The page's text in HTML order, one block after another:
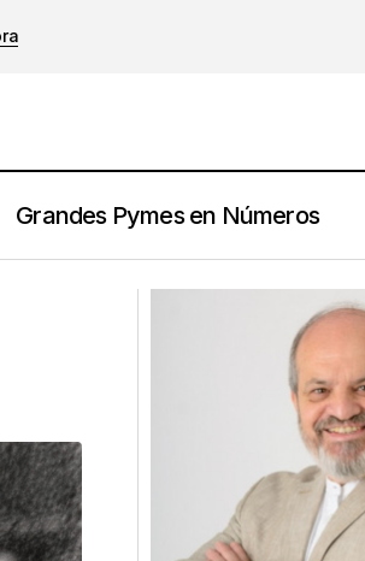
Grandes Pymes en Números
Escucha Activa En El